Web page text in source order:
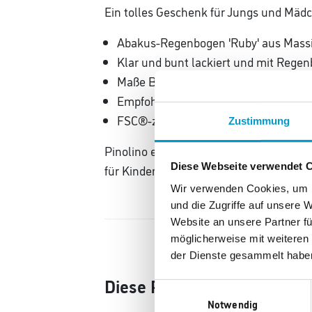
Zustimmung
Diese Webseite verwendet
Wir verwenden Cookies,
und die Zugriffe auf unsere
Website an unsere Partner
möglicherweise mit
der Dienste gesammelt
Einwilligungsauswahl
Notwendig
Ein tolles Geschenk für Jungs und
Abakus-Regenbogen 'Ruby' aus
Klar und bunt lackiert und mit
Maße B 28 x T 6 x H 21 cm
Empfohlen für Kinder ab 1 Jahr
FSC®-zertifiziert (FSC-C120795)
Pinolino erfüllt seit 1997 Kinderträume
für Kinder geeignete Lacke, Lasuren
Diese Produkte könnten